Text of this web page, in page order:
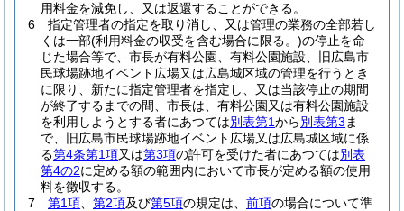
用料金を減免し、又は返還することができる。
6
指定管理者の指定を取り消し、又は管理の業務の全部若し
くは一部(利用料金の収受を含む場合に限る。)の停止を命
じた場合等で、市長が有料公園、有料公園施設、旧広島市
民球場跡地イベント広場又は広島城区域の管理を行うとき
に限り、新たに指定管理者を指定し、又は当該停止の期間
が終了するまでの間、市長は、有料公園又は有料公園施設
を利用しようとする者にあつては別表第1から別表第3 ま
で、旧広島市民球場跡地イベント広場又は広島城区域に係
る第4条第1項又は第3項の許可を受けた者にあつては別表
第4の2に定める額の範囲内において市長が定める額の使用
料を徴収する。
7
第1項 第2項及び第5項の規定は、 前項の場合について準